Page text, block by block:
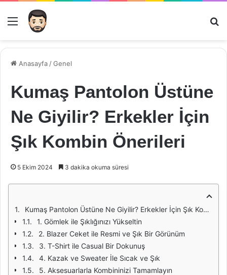
Menü
Anasayfa /Genel
Kumaş Pantolon Üstüne
Ne Giyilir? Erkekler İçin
Şık Kombin Önerileri
5 Ekim 2024 3 dakika okuma süresi
Kumaş Pantolon Üstüne Ne Giyilir? Erkekler İçin Şık Kombin Önerileri
1. Gömlek ile Şıklığınızı Yükseltin
2. Blazer Ceket ile Resmi ve Şık Bir Görünüm
3. T-Shirt ile Casual Bir Dokunuş
4. Kazak ve Sweater İle Sıcak ve Şık
5. Aksesuarlarla Kombininizi Tamamlayın